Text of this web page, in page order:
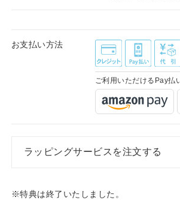
お支払い方法
ご利用いただけるPay払
ラッピングサービスを注文する
※特典は終了いたしました。